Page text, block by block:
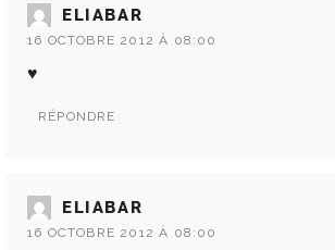
ELIABAR
16 OCTOBRE 2012 À 08:00
♥
RÉPONDRE
ELIABAR
16 OCTOBRE 2012 À 08:00